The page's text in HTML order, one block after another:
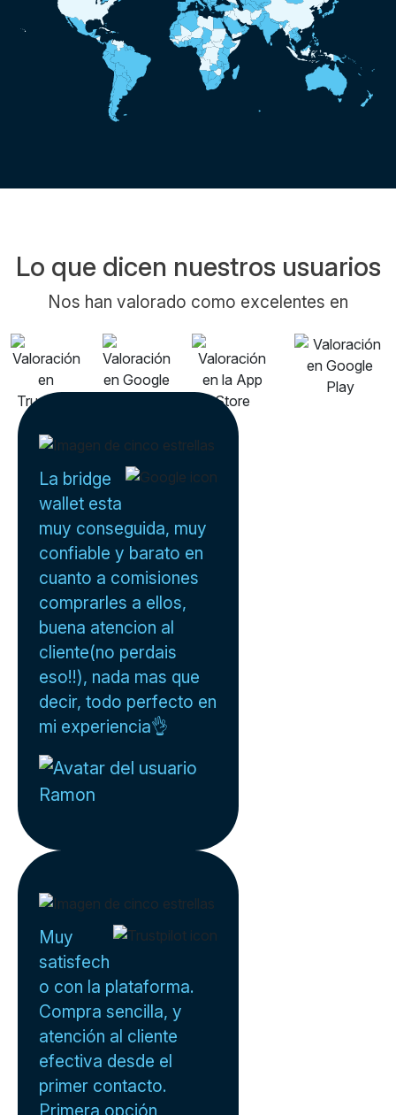
Lo que dicen nuestros usuarios
Nos han valorado como excelentes en
La bridge
wallet esta
muy conseguida, muy
confiable y barato en
cuanto a comisiones
comprarles a ellos,
buena atencion al
cliente(no perdais
eso!!), nada mas que
decir, todo perfecto en
mi experiencia👌
Ramon
Muy
satisfech
o con la plataforma.
Compra sencilla, y
atención al cliente
efectiva desde el
primer contacto.
Primera opción